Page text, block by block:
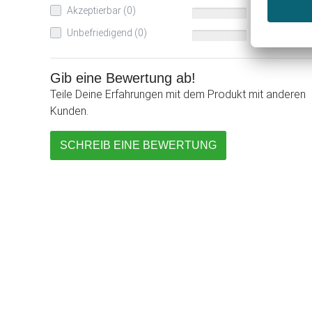
Akzeptierbar (0)
Unbefriedigend (0)
Gib eine Bewertung ab!
Teile Deine Erfahrungen mit dem Produkt mit anderen
Kunden.
SCHREIB EINE BEWERTUNG